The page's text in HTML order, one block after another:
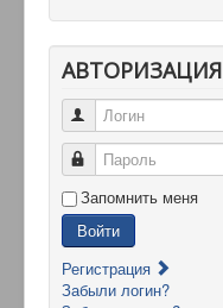
АВТОРИЗАЦИЯ
Логин
Пароль
Запомнить меня
Войти
Регистрация
Забыли логин?